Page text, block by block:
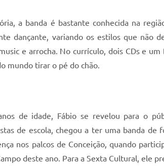
a banda é bastante conhecida na
dançante, variando os estilos que não
e arrocha. No currículo, dois CDs e
mundo tirar o pé do chão.
de idade, Fábio se revelou para o
de escola, chegou a ter uma banda
nos palcos de Conceição, quando
deste ano. Para a Sexta Cultural, ele